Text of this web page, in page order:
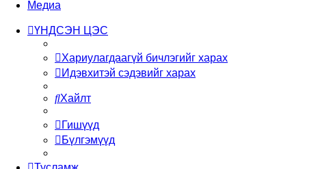
Медиа
ҮНДСЭН ЦЭС
Хариулагдаагүй бичлэгийг харах
Идэвхитэй сэдэвийг харах
Хайлт
Гишүүд
Бүлгэмүүд